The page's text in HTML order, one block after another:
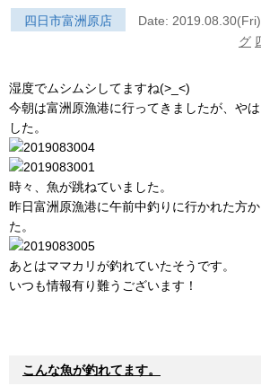
四日市富洲原店 Date: 2019.08.30(Fri)
グ
湿度でムシムシしてますね(>_<)
今朝は富洲原漁港に行ってきましたが、や
した。
時々、魚が跳ねていました。
昨日富洲原漁港に午前中釣りに行かれた方
た。
あとはママカリが釣れていたそうです。
いつも情報有り難うございます！
こんな魚が釣れてます。